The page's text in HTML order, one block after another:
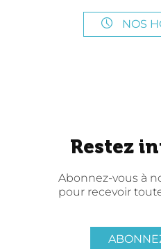
NOS
Restez
Abonnez-vous à
pour recevoir